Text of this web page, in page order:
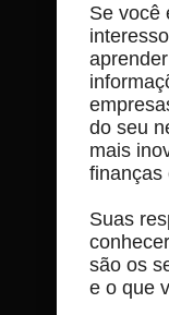
Se você
do seu
mais
finanças
Suas
são os
e o que